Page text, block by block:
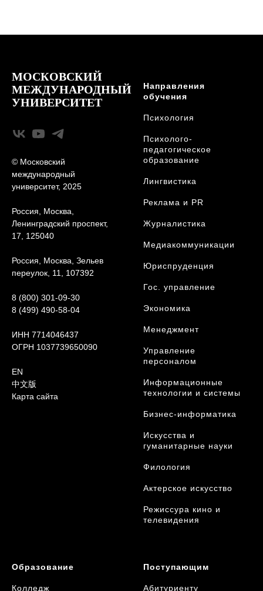
МОСКОВСКИЙ
МЕЖДУНАРОДНЫЙ
УНИВЕРСИТЕТ
© Московский
международный
университет, 2025
Россия, Москва,
Ленинградский проспект,
17, 125040
Россия, Москва, Зельев
переулок, 11, 107392
8 (800) 301-09-30
8 (499) 490-58-04
ИНН 7714046437
ОГРН 1037739650090
EN
中文版
Карта сайта
Направления
обучения
Психология
Психолого-
педагогическое
образование
Лингвистика
Реклама и PR
Журналистика
Медиакоммуникации
Юриcпруденция
Гос. управление
Экономика
Менеджмент
Управление
персоналом
Информационные
технологии и системы
Бизнес-информатика
Искусства и
гуманитарные науки
Филология
Актерское искусство
Режиссура кино и
телевидения
Образование
Колледж
Поступающим
Абитуриенту